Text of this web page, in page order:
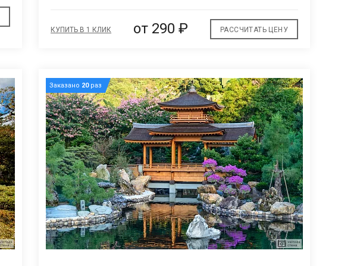
КУПИТЬ В 1 КЛИК от 290 ₽ РАССЧИТАТЬ ЦЕНУ
Заказано 20раз